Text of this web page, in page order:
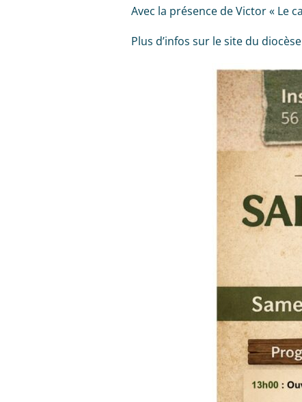
Avec la présence de Victor « Le
Plus d’infos sur le site du